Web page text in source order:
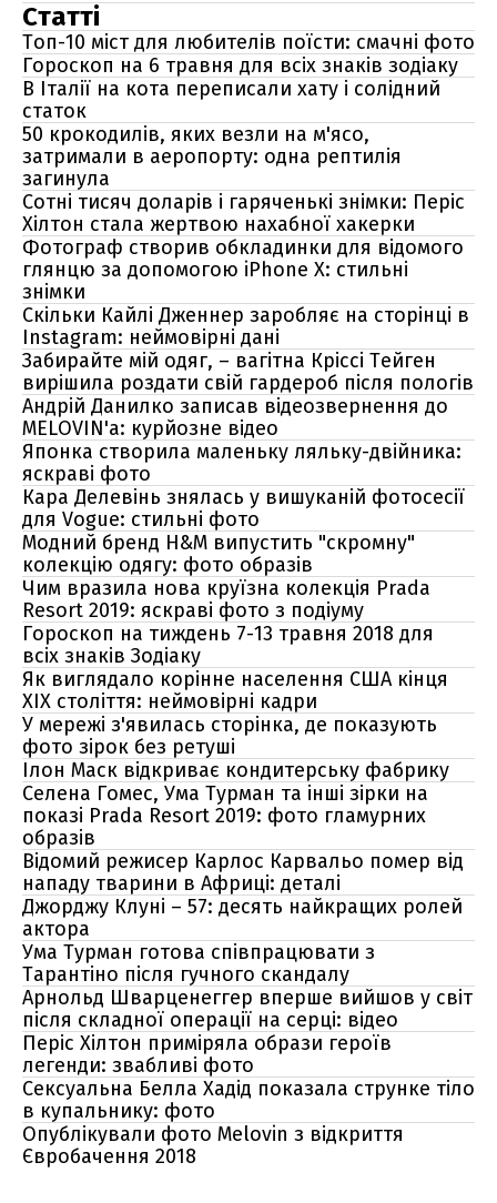
Статті
Топ-10 міст для любителів поїсти: смачні фото
Гороскоп на 6 травня для всіх знаків зодіаку
В Італії на кота переписали хату і солідний
статок
50 крокодилів, яких везли на м'ясо,
затримали в аеропорту: одна рептилія
загинула
Сотні тисяч доларів і гаряченькі знімки: Періс
Хілтон стала жертвою нахабної хакерки
Фотограф створив обкладинки для відомого
глянцю за допомогою iPhone Х: стильні
знімки
Скільки Кайлі Дженнер заробляє на сторінці в
Instagram: неймовірні дані
Забирайте мій одяг, – вагітна Кріссі Тейген
вирішила роздати свій гардероб після пологів
Андрій Данилко записав відеозвернення до
MELOVIN'а: курйозне відео
Японка створила маленьку ляльку-двійника:
яскраві фото
Кара Делевінь знялась у вишуканій фотосесії
для Vogue: стильні фото
Модний бренд H&M випустить "скромну"
колекцію одягу: фото образів
Чим вразила нова круїзна колекція Prada
Resort 2019: яскраві фото з подіуму
Гороскоп на тиждень 7-13 травня 2018 для
всіх знаків Зодіаку
Як виглядало корінне населення США кінця
XIX століття: неймовірні кадри
У мережі з'явилась сторінка, де показують
фото зірок без ретуші
Ілон Маск відкриває кондитерську фабрику
Селена Гомес, Ума Турман та інші зірки на
показі Prada Resort 2019: фото гламурних
образів
Відомий режисер Карлос Карвальо помер від
нападу тварини в Африці: деталі
Джорджу Клуні – 57: десять найкращих ролей
актора
Ума Турман готова співпрацювати з
Тарантіно після гучного скандалу
Арнольд Шварценеггер вперше вийшов у світ
після складної операції на серці: відео
Періс Хілтон приміряла образи героїв
легенди: звабливі фото
Сексуальна Белла Хадід показала струнке тіло
в купальнику: фото
Опублікували фото Melovin з відкриття
Євробачення 2018